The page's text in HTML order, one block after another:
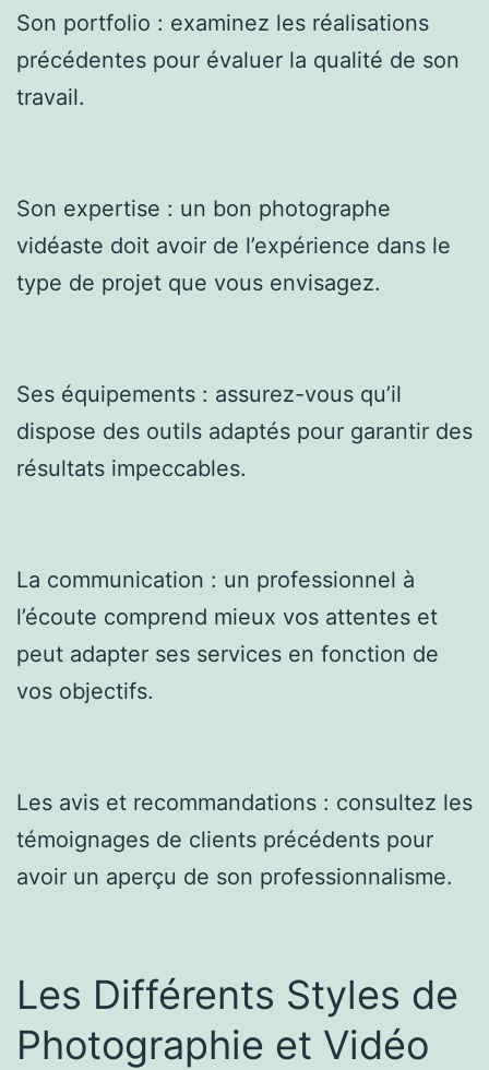
Son portfolio : examinez les réalisations
précédentes pour évaluer la qualité de son
travail.
Son expertise : un bon photographe
vidéaste doit avoir de l’expérience dans le
type de projet que vous envisagez.
Ses équipements : assurez-vous qu’il
dispose des outils adaptés pour garantir des
résultats impeccables.
La communication : un professionnel à
l’écoute comprend mieux vos attentes et
peut adapter ses services en fonction de
vos objectifs.
Les avis et recommandations : consultez les
témoignages de clients précédents pour
avoir un aperçu de son professionnalisme.
Les Différents Styles de
Photographie et Vidéo